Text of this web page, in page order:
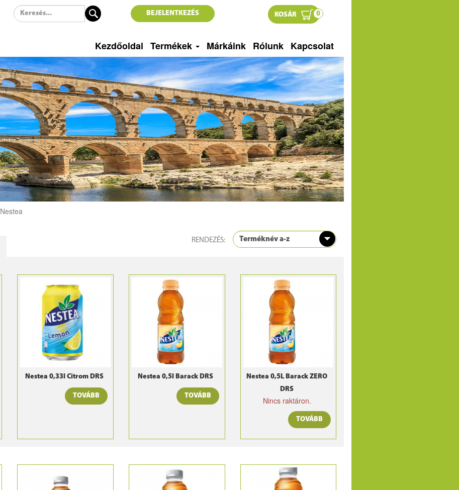
BEJELENTKEZÉS KOSÁR 0
Kezdőoldal Termékek Márkáink Rólunk Kapcsolat
Nestea
RENDEZÉS:
Nestea 0,33l Citrom DRS
TOVÁBB
Nestea 0,5l Barack DRS
TOVÁBB
Nestea 0,5L Barack ZERO
DRS
Nincs raktáron.
TOVÁBB